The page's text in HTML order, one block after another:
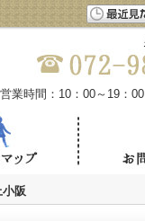
営業時間：10：00～19：00
阪